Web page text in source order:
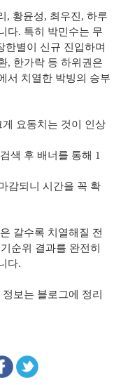
, 황윤성, 최우진, 하루
다. 특히 박민수는 무
한별이 신규 진입하며
, 한가락 등 하위권은
서 치열한 박빙의 승부
요동치는 것이 인상
색 후 배너를 통해 1
감되니 시간을 꼭 확
갈수록 치열해질 전
순위 결과를 완전히
다.
보는 블로그에 정리